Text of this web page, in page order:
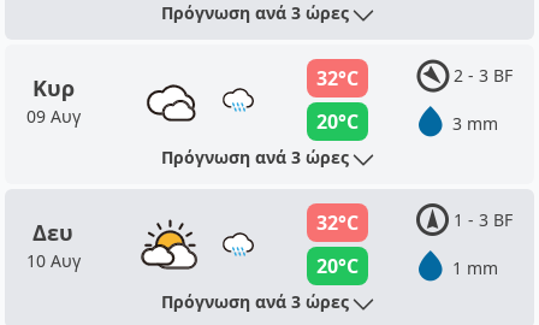
Πρόγνωση ανά 3 ώρες
Κυρ
09 Αυγ
32°C
20°C
2 - 3 BF
3 mm
Πρόγνωση ανά 3 ώρες
Δευ
10 Αυγ
32°C
20°C
1 - 3 BF
1 mm
Πρόγνωση ανά 3 ώρες